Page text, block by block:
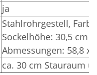
ja
Stahlrohrgestell,
Sockelhöhe: 30,5 cm
Abmessungen: 58,8 x
ca. 30 cm Stauraum